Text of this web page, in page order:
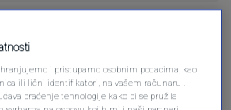
i pristupamo osobnim podacima, kao
ili lični identifikatori, na vašem računaru .
praćenje tehnologije kako bi se pružila